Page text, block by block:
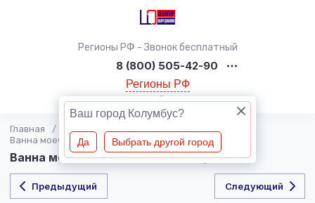
Регионы РФ - Звонок бесплатный
8 (800) 505-42-90
Регионы РФ
Ваш город Колумбус?
Да Выбрать другой город
Обратный звонок
Главная / ВАННЫ МОЕЧНЫЕ
/
Ванна моечная ВМ-1/530*500 ОЦ ОТВ
Ванна моечная ВМ-1/530*500 ОЦ ОТВ
Предыдущий Следующий